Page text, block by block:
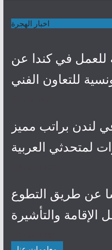
اخبار الهجرة
في كندا عن
للتعاون الفني
براتب مميز
لمتحدثي العربية
عن طريق التطوع
الإقامة والتأشيرة